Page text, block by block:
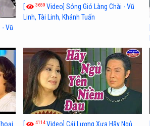
Vũ
[ 3659 Video] Sóng Gió Làng Chài - Vũ
Linh, Tài Linh, Khánh Tuấn
[ 4114Video] Cải Lương Xưa Hãy Ngủ